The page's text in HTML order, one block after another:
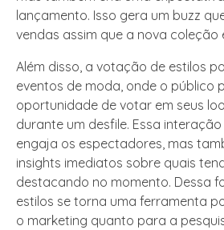
lançamento. Isso gera um buzz
vendas assim que a nova coleção
Além disso, a votação de estilos
eventos de moda, onde o público
oportunidade de votar em seus
durante um desfile. Essa
engaja os espectadores, mas
insights imediatos sobre quais
destacando no momento. Dessa
estilos se torna uma ferramenta
o marketing quanto para a